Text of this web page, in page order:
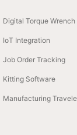
Digital Torque Wrench
IoT Integration
Job Order Tracking
Kitting Software
Manufacturing